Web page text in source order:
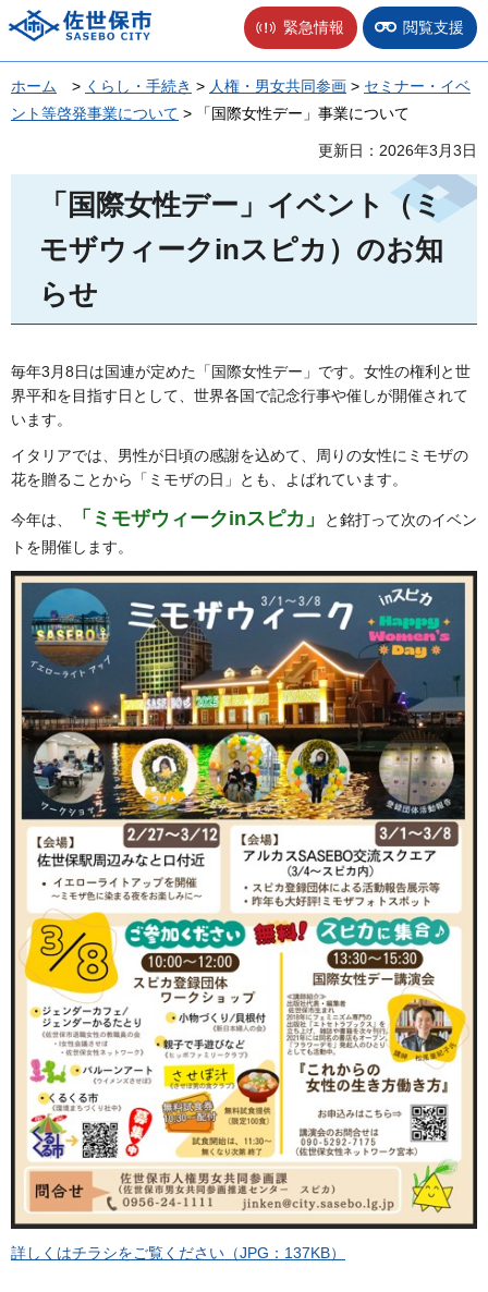
佐世保市 緊急情報 閲覧支援
ホーム > くらし・手続き > 人権・男女共同参画 > セミナー・イベ
ント等啓発事業について > 「国際女性デー」事業について
更新日：2026年3月3日
「国際女性デー」イベント（ミ
モザウィークinスピカ）のお知
らせ
毎年3月8日は国連が定めた「国際女性デー」です。女性の権利と世
界平和を目指す日として、世界各国で記念行事や催しが開催されて
います。
イタリアでは、男性が日頃の感謝を込めて、周りの女性にミモザの
花を贈ることから「ミモザの日」とも、よばれています。
今年は、 「ミモザウィークinスピカ」
と銘打って次のイベン
トを開催します。
詳しくはチラシをご覧ください（JPG：137KB）